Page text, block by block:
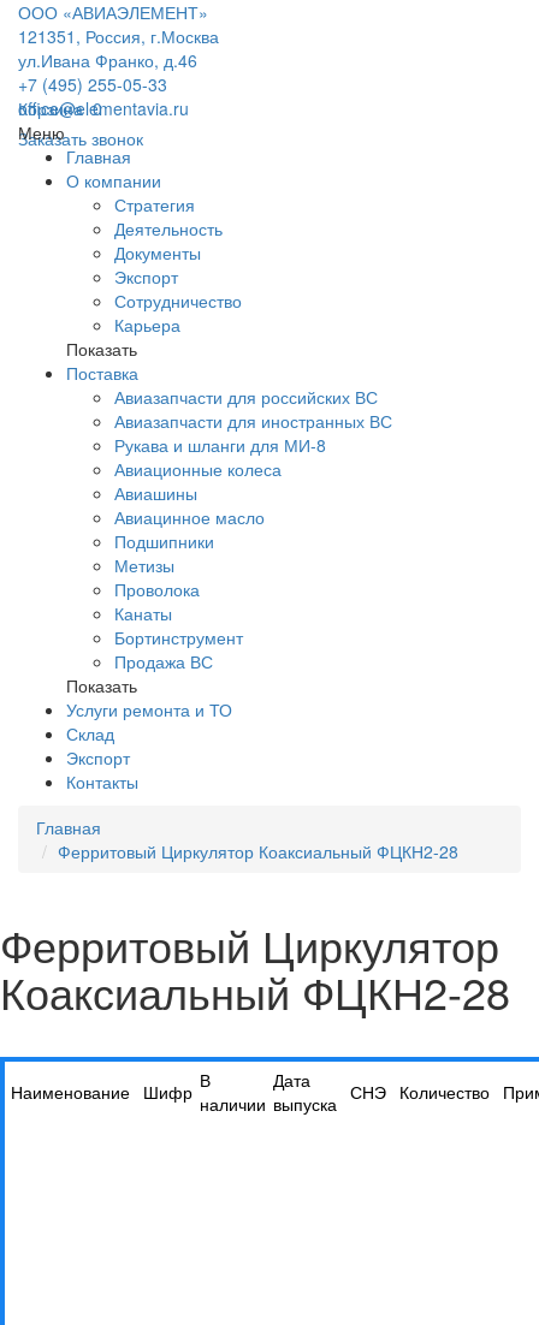
ООО «АВИАЭЛЕМЕНТ»
121351, Россия, г.Москва
ул.Ивана Франко, д.46
+7 (495) 255-05-33
office@elementavia.ru
Заказать звонок
Корзина0
Меню
Главная
О компании
Стратегия
Деятельность
Документы
Экспорт
Сотрудничество
Карьера
Показать
Поставка
Авиазапчасти для российских ВС
Авиазапчасти для иностранных ВС
Рукава и шланги для МИ-8
Авиационные колеса
Авиашины
Авиацинное масло
Подшипники
Метизы
Проволока
Канаты
Бортинструмент
Продажа ВС
Показать
Услуги ремонта и ТО
Склад
Экспорт
Контакты
Главная
Ферритовый Циркулятор Коаксиальный ФЦКН2-28
Ферритовый Циркулятор
Коаксиальный ФЦКН2-28
Наименование Шифр В
наличии
Дата
выпуска СНЭ Количество